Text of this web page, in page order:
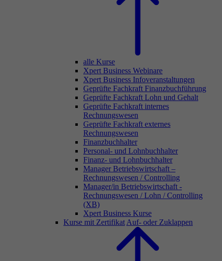
alle Kurse
Xpert Business Webinare
Xpert Business Infoveranstaltungen
Geprüfte Fachkraft Finanzbuchführung
Geprüfte Fachkraft Lohn und Gehalt
Geprüfte Fachkraft internes
Rechnungswesen
Geprüfte Fachkraft externes
Rechnungswesen
Finanzbuchhalter
Personal- und Lohnbuchhalter
Finanz- und Lohnbuchhalter
Manager Betriebswirtschaft –
Rechnungswesen / Controlling
Manager/in Betriebswirtschaft -
Rechnungswesen / Lohn / Controlling
(XB)
Xpert Business Kurse
Kurse mit Zertifikat Auf- oder Zuklappen